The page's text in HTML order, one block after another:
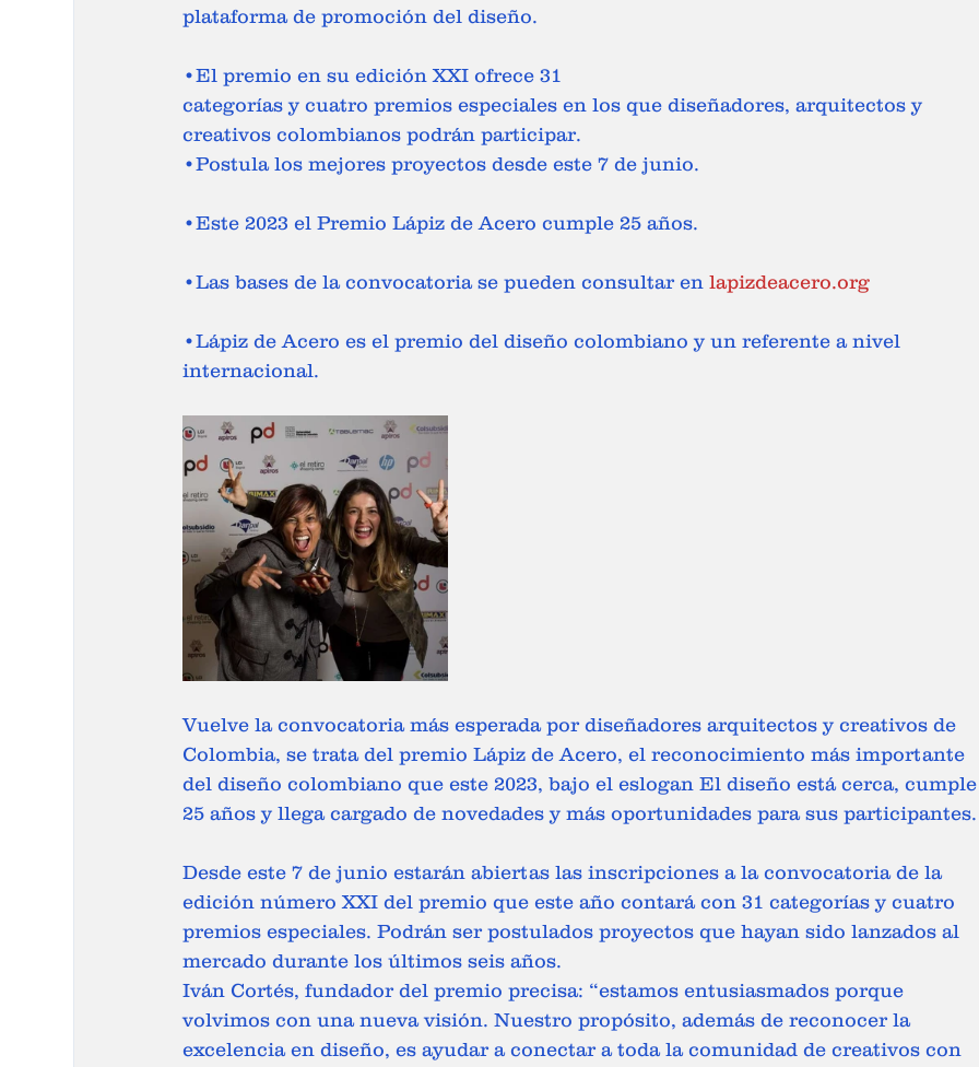
plataforma de promoción del diseño.
•El premio en su edición XXI ofrece 31
categorías y cuatro premios especiales en los que diseñadores, arquitectos y
creativos colombianos podrán participar.
•Postula los mejores proyectos desde este 7 de junio.
•Este 2023 el Premio Lápiz de Acero cumple 25 años.
•Las bases de la convocatoria se pueden consultar en lapizdeacero.org
•Lápiz de Acero es el premio del diseño colombiano y un referente a nivel
internacional.
Vuelve la convocatoria más esperada por diseñadores arquitectos y creativos de
Colombia, se trata del premio Lápiz de Acero, el reconocimiento más importante
del diseño colombiano que este 2023, bajo el eslogan El diseño está cerca,
25 años y llega cargado de novedades y más oportunidades para sus participantes.
Desde este 7 de junio estarán abiertas las inscripciones a la convocatoria de la
edición número XXI del premio que este año contará con 31 categorías y cuatro
premios especiales. Podrán ser postulados proyectos que hayan sido lanzados al
mercado durante los últimos seis años.
Iván Cortés, fundador del premio precisa: “estamos entusiasmados porque
volvimos con una nueva visión. Nuestro propósito, además de reconocer la
excelencia en diseño, es ayudar a conectar a toda la comunidad de creativos con